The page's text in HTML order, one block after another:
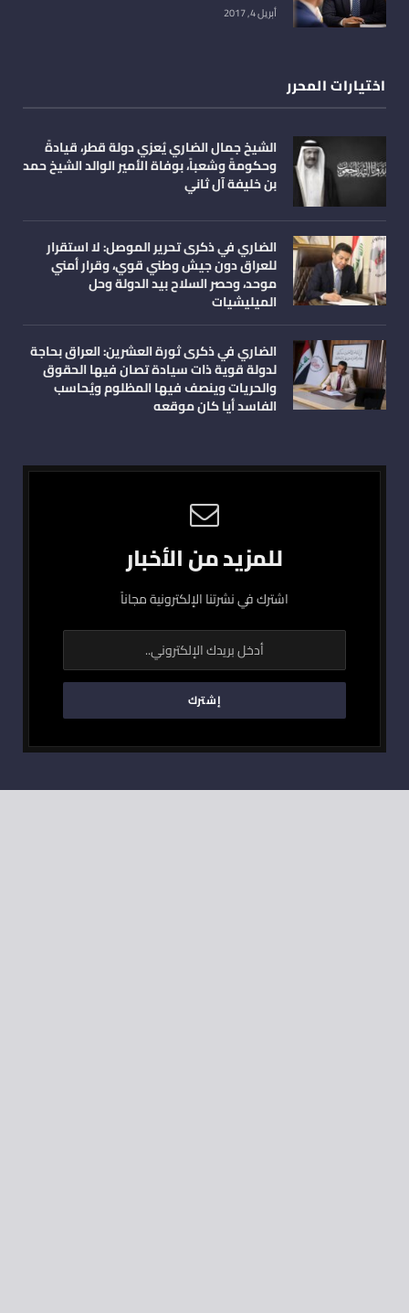
أبريل 4, 2017
اختيارات المحرر
الشيخ جمال الضاري يُعزي دولة قطر، قيادةً
وحكومةً وشعباً، بوفاة الأمير الوالد الشيخ حمد
بن خليفة آل ثاني
الضاري في ذكرى تحرير الموصل: لا استقرار
للعراق دون جيش وطني قوي، وقرار أمني
موحد، وحصر السلاح بيد الدولة وحل
الميليشيات
الضاري في ذكرى ثورة العشرين: العراق بحاجة
لدولة قوية ذات سيادة تصان فيها الحقوق
والحريات وينصف فيها المظلوم ويُحاسب
الفاسد أيا كان موقعه
للمزيد من الأخبار
اشترك في نشرتنا الإلكترونية مجاناً